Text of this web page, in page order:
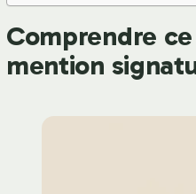
Comprendre
mention